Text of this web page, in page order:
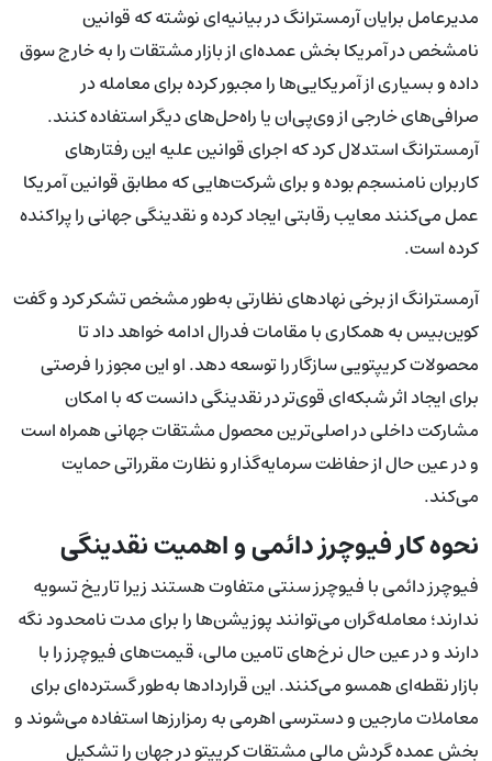
مدیرعامل برایان آرمسترانگ در بیانیه‌ای نوشته که قوانین
نامشخص در آمریکا بخش عمده‌ای از بازار مشتقات را به خارج سوق
داده و بسیاری از آمریکایی‌ها را مجبور کرده برای معامله در
صرافی‌های خارجی از وی‌پی‌ان یا راه‌حل‌های دیگر استفاده کنند.
آرمسترانگ استدلال کرد که اجرای قوانین علیه این رفتارهای
کاربران نامنسجم بوده و برای شرکت‌هایی که مطابق قوانین آمریکا
عمل می‌کنند معایب رقابتی ایجاد کرده و نقدینگی جهانی را پراکنده
کرده است.
آرمسترانگ از برخی نهادهای نظارتی به‌طور مشخص تشکر کرد و گفت
کوین‌بیس به همکاری با مقامات فدرال ادامه خواهد داد تا
محصولات کریپتویی سازگار را توسعه دهد. او این مجوز را فرصتی
برای ایجاد اثر شبکه‌ای قوی‌تر در نقدینگی دانست که با امکان
مشارکت داخلی در اصلی‌ترین محصول مشتقات جهانی همراه است
و در عین حال از حفاظت سرمایه‌گذار و نظارت مقرراتی حمایت
می‌کند.
نحوه کار فیوچرز دائمی و اهمیت نقدینگی
فیوچرز دائمی با فیوچرز سنتی متفاوت هستند زیرا تاریخ تسویه
ندارند؛ معامله‌گران می‌توانند پوزیشن‌ها را برای مدت نامحدود نگه
دارند و در عین حال نرخ‌های تامین مالی، قیمت‌های فیوچرز را با
بازار نقطه‌ای همسو می‌کنند. این قراردادها به‌طور گسترده‌ای برای
معاملات مارجین و دسترسی اهرمی به رمزارزها استفاده می‌شوند و
بخش عمده گردش مالی مشتقات کریپتو در جهان را تشکیل